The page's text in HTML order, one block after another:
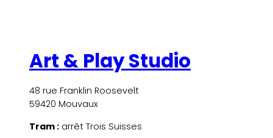
Art & Play Studio
48 rue Franklin Roosevelt
59420 Mouvaux
Tram : arrêt Trois Suisses